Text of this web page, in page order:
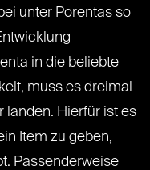
unter Porentas so
in die beliebte
muss es dreimal
landen. Hierfür ist es
Item zu geben,
Passenderweise